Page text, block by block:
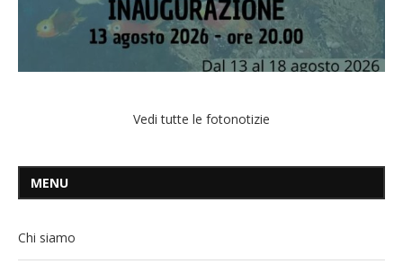
Vedi tutte le fotonotizie
MENU
Chi siamo